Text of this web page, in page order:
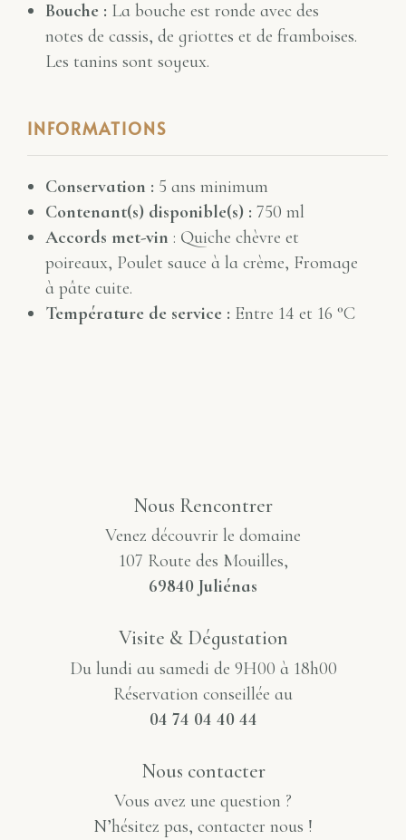
Bouche : La bouche est ronde avec des
notes de cassis, de griottes et de framboises.
Les tanins sont soyeux.
INFORMATIONS
Conservation : 5 ans minimum
Contenant(s) disponible(s) : 750 ml
Accords met-vin : Quiche chèvre et
poireaux, Poulet sauce à la crème, Fromage
à pâte cuite.
Température de service : Entre 14 et 16 °C
Nous Rencontrer
Venez découvrir le domaine
107 Route des Mouilles,
69840 Juliénas
Visite & Dégustation
Du lundi au samedi de 9H00 à 18h00
Réservation conseillée au
04 74 04 40 44
Nous contacter
Vous avez une question ?
N’hésitez pas, contacter nous !